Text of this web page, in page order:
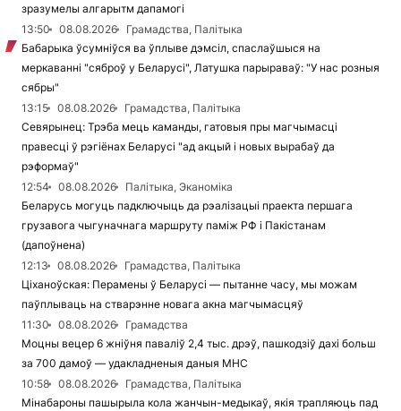
зразумелы алгарытм дапамогі
13:50
08.08.2026
Грамадства, Палітыка
Бабарыка ўсумніўся ва ўплыве дэмсіл, спаслаўшыся на
меркаванні "сяброў у Беларусі", Латушка парыраваў: "У нас розныя
сябры"
13:15
08.08.2026
Грамадства, Палітыка
Севярынец: Трэба мець каманды, гатовыя пры магчымасці
правесці ў рэгіёнах Беларусі "ад акцый і новых вырабаў да
рэформаў"
12:54
08.08.2026
Палітыка, Эканоміка
Беларусь могуць падключыць да рэалізацыі праекта першага
грузавога чыгуначнага маршруту паміж РФ і Пакістанам
(дапоўнена)
12:13
08.08.2026
Грамадства, Палітыка
Ціханоўская: Перамены ў Беларусі — пытанне часу, мы можам
паўплываць на стварэнне новага акна магчымасцяў
11:30
08.08.2026
Грамадства
Моцны вецер 6 жніўня паваліў 2,4 тыс. дрэў, пашкодзіў дахі больш
за 700 дамоў — удакладненыя даныя МНС
10:58
08.08.2026
Грамадства, Палітыка
Мінабароны пашырыла кола жанчын-медыкаў, якія трапляюць пад